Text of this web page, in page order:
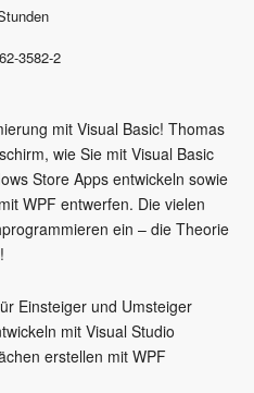
3582-2
mit Visual Basic! Thomas
wie Sie mit Visual Basic
Store Apps entwickeln sowie
WPF entwerfen. Die vielen
ein – die Theorie
Einsteiger und Umsteiger
mit Visual Studio
erstellen mit WPF